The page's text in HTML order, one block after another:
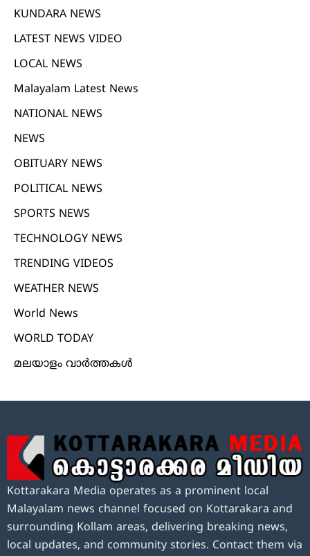
KUNDARA NEWS
LATEST NEWS VIDEO
LOCAL NEWS
Malayalam Latest News
NATIONAL NEWS
NEWS
OBITUARY NEWS
POLITICAL NEWS
SPORTS NEWS
TECHNOLOGY NEWS
TRENDING VIDEOS
WEATHER NEWS
World News
WORLD TODAY
മലയാളം വാർത്തകൾ
Kottarakara Media operates as a prominent local
Malayalam news channel focused on Kottarakara and
surrounding Kollam areas, delivering breaking news,
local updates, and community stories. Contact them via